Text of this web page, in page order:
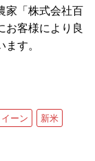
家「株式会社百
お客様により良
す。
ーン
新米